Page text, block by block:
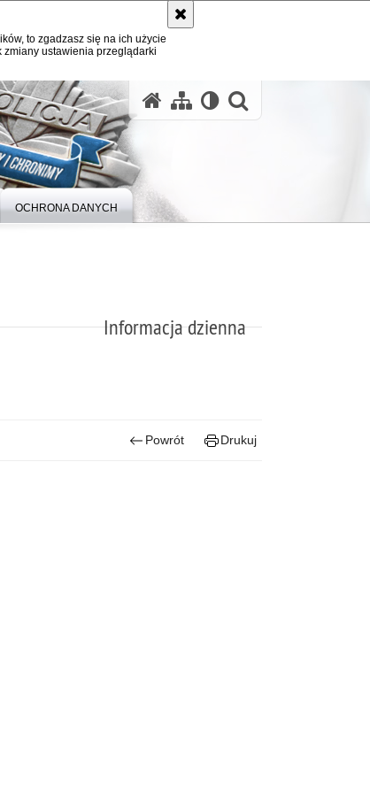
to zgadzasz się na ich użycie
ustawienia przeglądarki
OCHRONA DANYCH
Informacja dzienna
Powrót Drukuj